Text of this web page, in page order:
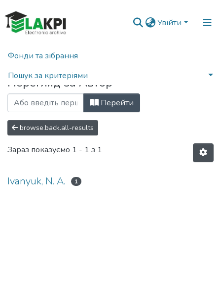
Увійти
Фонди та зібрання
Пошук за критеріями
Головна Переглянути за автором
Перегляд за Автор
Перейти
browse.back.all-results
Зараз показуємо 1 - 1 з 1
Ivanyuk, N. A. 1